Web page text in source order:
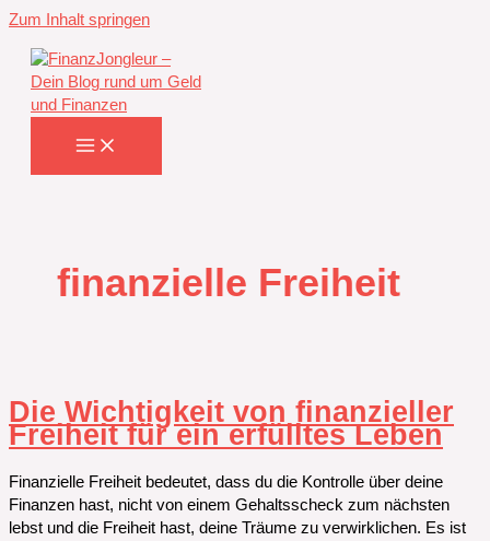
Zum Inhalt springen
finanzielle Freiheit
Die Wichtigkeit von finanzieller
Freiheit für ein erfülltes Leben
Finanzielle Freiheit bedeutet, dass du die Kontrolle über deine
Finanzen hast, nicht von einem Gehaltsscheck zum nächsten
lebst und die Freiheit hast, deine Träume zu verwirklichen. Es ist